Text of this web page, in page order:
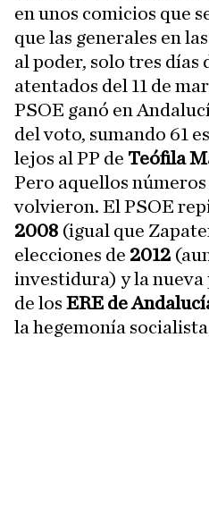
en unos comicios que
que las generales en
al poder, solo tres días
atentados del 11 de
PSOE ganó en
del voto, sumando 61
lejos al PP de Teófila
Pero aquellos números
volvieron. El PSOE
2008 (igual que
elecciones de 2012
investidura) y la
de los ERE de
la hegemonía